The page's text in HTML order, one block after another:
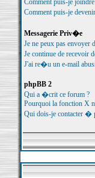
Comment puis-je
Comment puis-je
Messagerie Priv�e
Je ne peux pas envoyer
Je continue de
J'ai re�u un e-mail
phpBB 2
Qui a �crit ce forum ?
Pourquoi la fonction X
Qui dois-je contacter �